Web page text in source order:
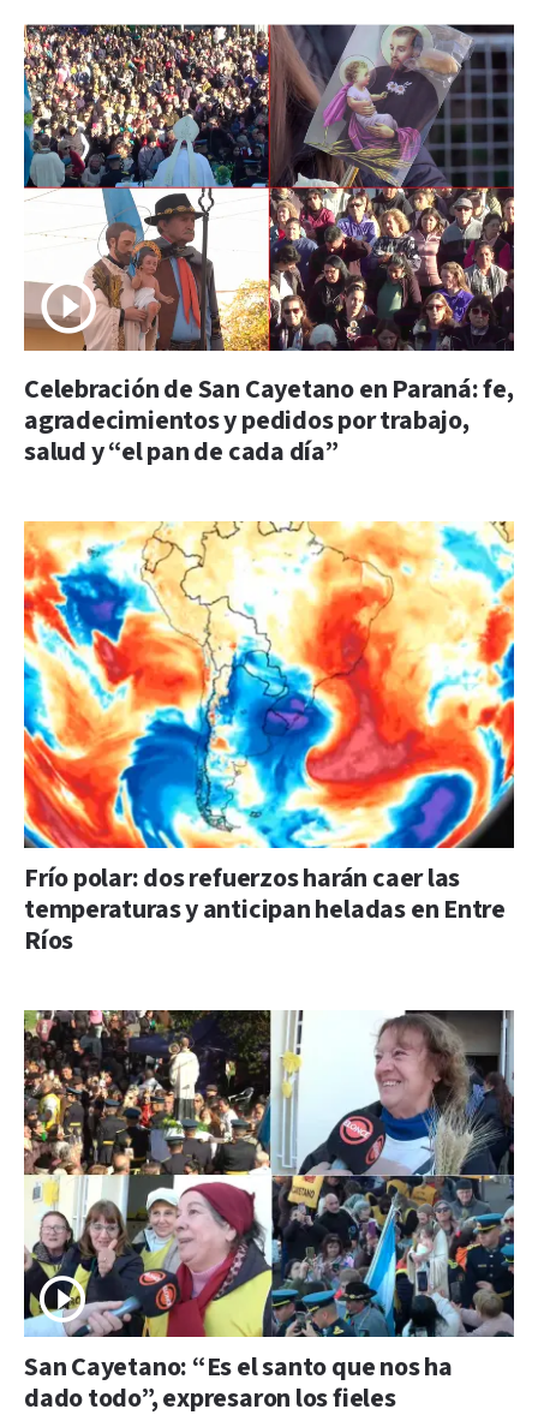
Celebración de San Cayetano en Paraná: fe,
agradecimientos y pedidos por trabajo,
salud y “el pan de cada día”
Frío polar: dos refuerzos harán caer las
temperaturas y anticipan heladas en Entre
Ríos
San Cayetano: “Es el santo que nos ha
dado todo”, expresaron los fieles